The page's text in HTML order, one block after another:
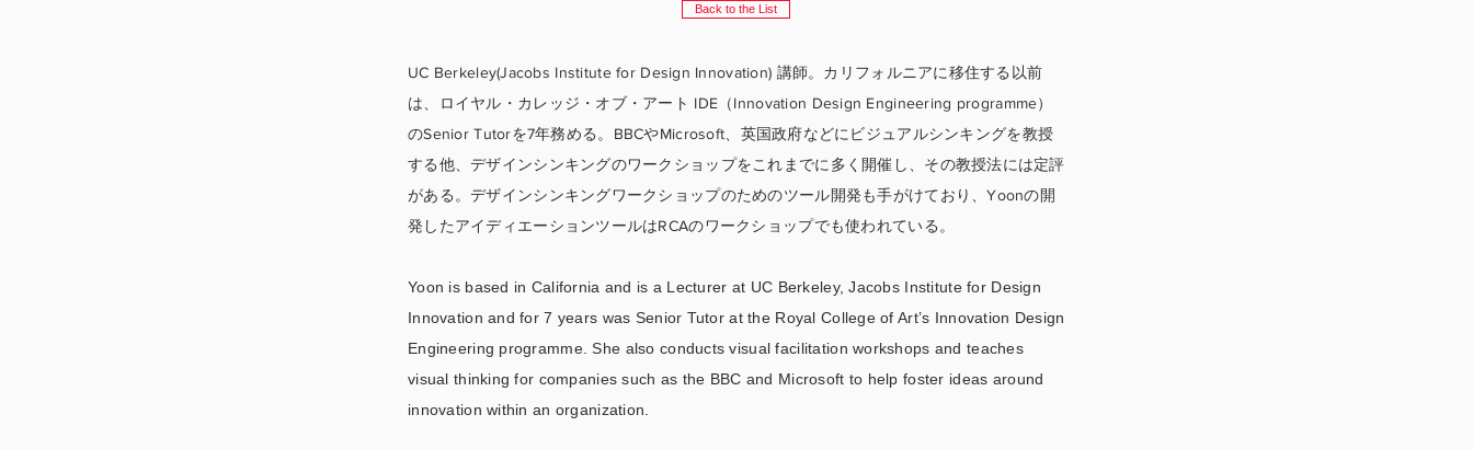
Back to the List
UC Berkeley(Jacobs Institute for Design Innovation) 講師。カリフォルニアに移住する以前
は、ロイヤル・カレッジ・オブ・アート IDE（Innovation Design Engineering programme）
のSenior Tutorを7年務める。BBCやMicrosoft、英国政府などにビジュアルシンキングを教授
する他、デザインシンキングのワークショップをこれまでに多く開催し、その教授法には定評
がある。デザインシンキングワークショップのためのツール開発も手がけており、Yoonの開
発したアイディエーションツールはRCAのワークショップでも使われている。
Yoon is based in California and is a Lecturer at UC Berkeley, Jacobs Institute for Design
Innovation and for 7 years was Senior Tutor at the Royal College of Art’s Innovation Design
Engineering programme. She also conducts visual facilitation workshops and teaches
visual thinking for companies such as the BBC and Microsoft to help foster ideas around
innovation within an organization.